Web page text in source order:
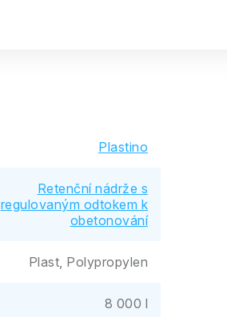
Plastino
Retenční nádrže s
regulovaným odtokem k
obetonování
Plast, Polypropylen
8 000 l